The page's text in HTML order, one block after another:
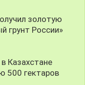
золотую
грунт России»
Казахстане
500 гектаров